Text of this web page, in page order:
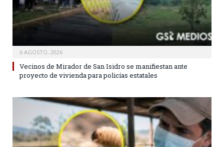
6 AGOSTO, 2026
Vecinos de Mirador de San Isidro se manifiestan ante
proyecto de vivienda para policías estatales